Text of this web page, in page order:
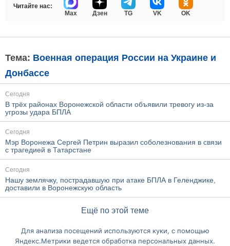
Читайте нас:
Max
Дзен TG VK OK
Тема: Военная операция России на Украине и
Донбассе
Сегодня
В трёх районах Воронежской области объявили тревогу из-за
угрозы удара БПЛА
Сегодня
Мэр Воронежа Сергей Петрин выразил соболезнования в связи
с трагедией в Татарстане
Сегодня
Нашу землячку, пострадавшую при атаке БПЛА в Геленджике,
доставили в Воронежскую область
Ещё по этой теме
Перейти на полную версию сайта
Для анализа посещений используются куки, с помощью
Яндекс.Метрики ведется обработка персональных данных.